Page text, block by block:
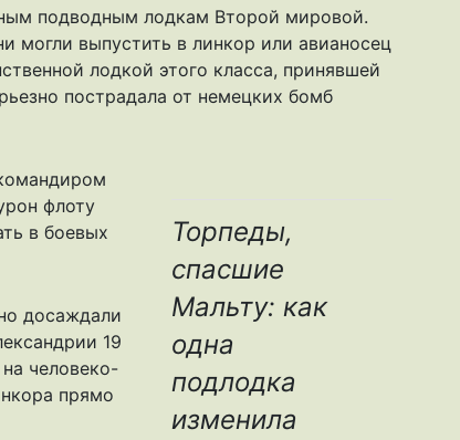
подводным лодкам Второй мировой.
могли выпустить в линкор или авианосец
лодкой этого класса, принявшей
пострадала от немецких бомб
Торпеды,
спасшие
Мальту: как
одна
подлодка
изменила
флоту
в боевых
досаждали
19
человеко-
прямо